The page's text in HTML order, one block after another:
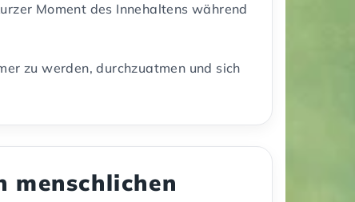
Moment des Innehaltens während
zu werden, durchzuatmen und sich